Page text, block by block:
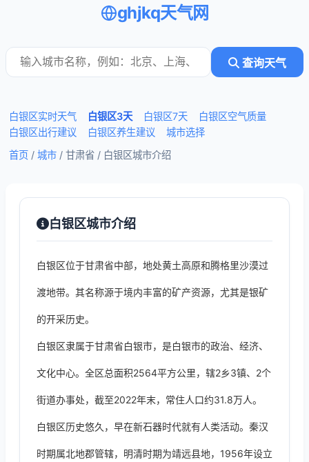
ghjkq天气网
查询天气
白银区实时天气 白银区3天 白银区7天
白银区空气质量
白银区出行建议
白银区养生建议
城市选择
首页 / 城市 / 甘肃省 / 白银区城市介绍
白银区城市介绍
白银区位于甘肃省中部，地处黄土高原和腾格里沙漠过
渡地带。其名称源于境内丰富的矿产资源，尤其是银矿
的开采历史。
白银区隶属于甘肃省白银市，是白银市的政治、经济、
文化中心。全区总面积2564平方公里，辖2乡3镇、2个
街道办事处，截至2022年末，常住人口约31.8万人。
白银区历史悠久，早在新石器时代就有人类活动。秦汉
时期属北地郡管辖，明清时期为靖远县地，1956年设立